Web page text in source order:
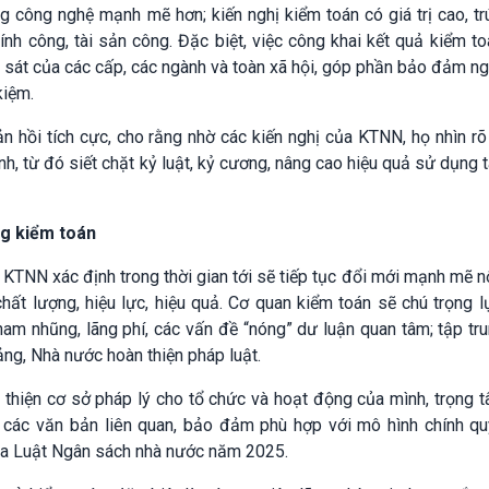
công nghệ mạnh mẽ hơn; kiến nghị kiểm toán có giá trị cao,
công, tài sản công. Đặc biệt, việc công khai kết quả kiểm
của các cấp, các ngành và toàn xã hội, góp phần bảo đảm
hồi tích cực, cho rằng nhờ các kiến nghị của KTNN, họ nhìn
từ đó siết chặt kỷ luật, kỷ cương, nâng cao hiệu quả sử dụng
kiểm toán
xác định trong thời gian tới sẽ tiếp tục đổi mới mạnh mẽ
lượng, hiệu lực, hiệu quả. Cơ quan kiểm toán sẽ chú trọng
nhũng, lãng phí, các vấn đề “nóng” dư luận quan tâm; tập
Nhà nước hoàn thiện pháp luật.
cơ sở pháp lý cho tổ chức và hoạt động của mình, trọng
văn bản liên quan, bảo đảm phù hợp với mô hình chính
Luật Ngân sách nhà nước năm 2025.